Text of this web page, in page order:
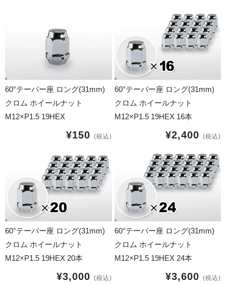
16インチ：夏タイヤホイール
17インチ：夏タイヤホイール
18インチ：夏タイヤホイール
19インチ：夏タイヤホイール
ホイールナット
平面座ナット
ロング平面ナット
ショート平面ナット
球面座ナット
ロング球面ナット
60°テーパー座 ロング(31mm)
クロム ホイールナット
M12×P1.5 19HEX
¥150 (税込)
60°テーパー座 ロング(31mm)
クロム ホイールナット
M12×P1.5 19HEX 16本
¥2,400 (税込)
60°テーパー座 ロング(31mm)
クロム ホイールナット
M12×P1.5 19HEX 20本
¥3,000 (税込)
60°テーパー座 ロング(31mm)
クロム ホイールナット
M12×P1.5 19HEX 24本
¥3,600 (税込)